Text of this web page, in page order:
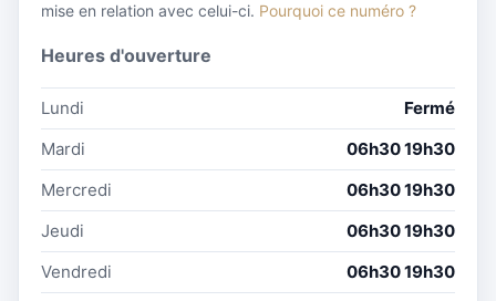
mise en relation avec celui-ci. Pourquoi ce numéro ?
Heures d'ouverture
Lundi
Fermé
Mardi
06h30 19h30
Mercredi
06h30 19h30
Jeudi
06h30 19h30
Vendredi
06h30 19h30